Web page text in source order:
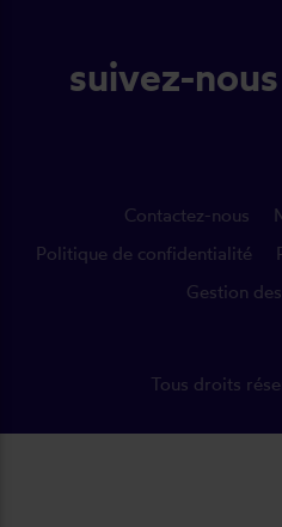
suivez-
Contactez-nous
Politique de confidentialité
Gestion
Tous droits